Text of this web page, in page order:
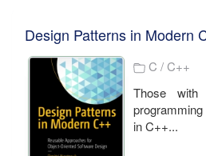
Design Patterns in Modern
C / C++
Those
in C++...